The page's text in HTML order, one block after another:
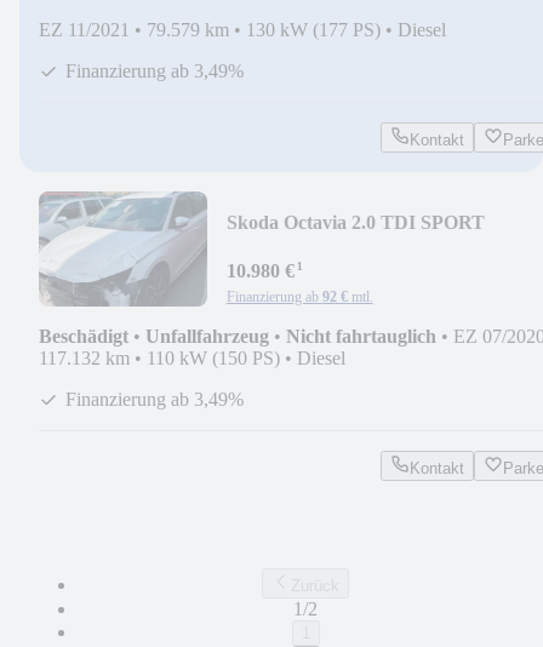
EZ 11/2021 • 79.579 km • 130 kW (177 PS) • Diesel
Finanzierung ab 3,49%
Kontakt
Skoda Octavia 2.0 TDI SPORT
10.980 €¹
Finanzierung ab 92 € mtl.
Beschädigt • Unfallfahrzeug • Nicht fahrtauglich • EZ 07/
117.132 km • 110 kW (150 PS) • Diesel
Finanzierung ab 3,49%
Kontakt
1/2